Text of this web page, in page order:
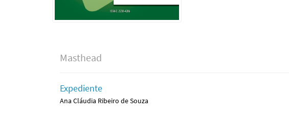
Masthead
Expediente
Ana Cláudia Ribeiro de Souza